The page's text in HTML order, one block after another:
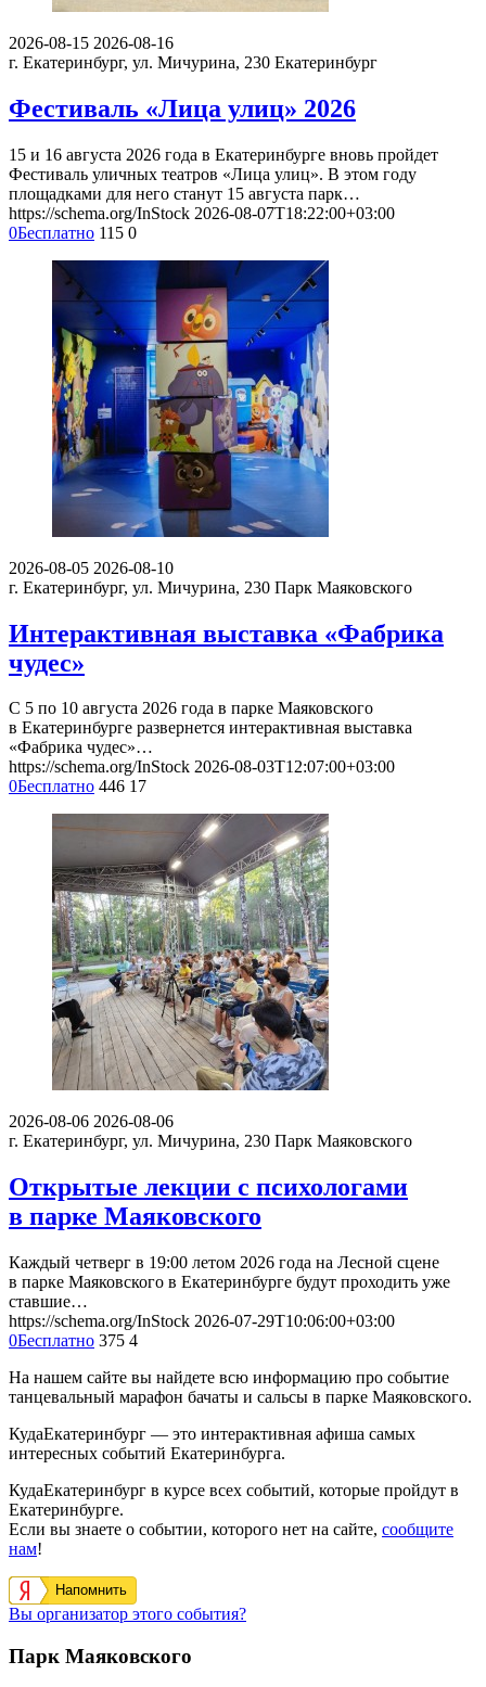
2026-08-15 2026-08-16
г. Екатеринбург, ул. Мичурина, 230 Екатеринбург
Фестиваль «Лица улиц» 2026
15 и 16 августа 2026 года в Екатеринбурге вновь пройдет
Фестиваль уличных театров «Лица улиц». В этом году
площадками для него станут 15 августа парк…
https://schema.org/InStock 2026-08-07T18:22:00+03:00
0Бесплатно 115 0
2026-08-05 2026-08-10
г. Екатеринбург, ул. Мичурина, 230 Парк Маяковского
Интерактивная выставка «Фабрика
чудес»
С 5 по 10 августа 2026 года в парке Маяковского
в Екатеринбурге развернется интерактивная выставка
«Фабрика чудес»…
https://schema.org/InStock 2026-08-03T12:07:00+03:00
0Бесплатно 446 17
2026-08-06 2026-08-06
г. Екатеринбург, ул. Мичурина, 230 Парк Маяковского
Открытые лекции с психологами
в парке Маяковского
Каждый четверг в 19:00 летом 2026 года на Лесной сцене
в парке Маяковского в Екатеринбурге будут проходить уже
ставшие…
https://schema.org/InStock 2026-07-29T10:06:00+03:00
0Бесплатно 375 4
На нашем сайте вы найдете всю информацию про событие
танцевальный марафон бачаты и сальсы в парке Маяковского.
КудаЕкатеринбург — это интерактивная афиша самых
интересных событий Екатеринбурга.
КудаЕкатеринбург в курсе всех событий, которые пройдут в
Екатеринбурге.
Если вы знаете о событии, которого нет на сайте, сообщите
нам!
Напомнить
Вы организатор этого события?
Парк Маяковского